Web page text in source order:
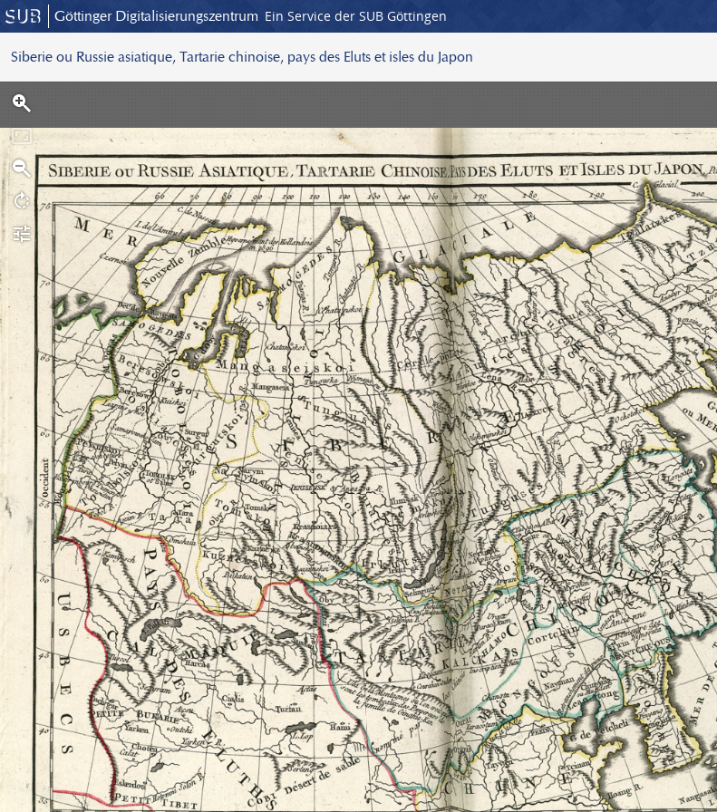
Göttinger Digitalisierungszentrum Ein Service der SUB Göttingen
Siberie ou Russie asiatique, Tartarie chinoise, pays des Eluts et isles du Japon
a
n